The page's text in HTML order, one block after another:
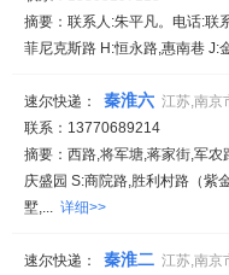
摘要：联系人:朱平凡。电话:联
菲尼克斯路 H:恒永路,惠南巷 J:
速尔快递： 秦淮六 江苏,南京
联系：13770689214
摘要：西路,将军塘,蒋家街,军
庆盛园 S:商院路,胜利村路（紫
墅,... 详细>>
速尔快递： 秦淮二 江苏,南京